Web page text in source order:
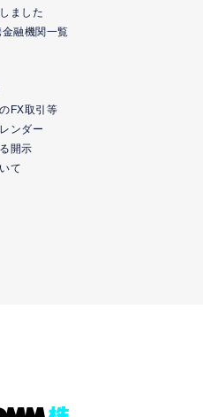
ました
融機関一覧
FX取引等
ンダー
開示
て